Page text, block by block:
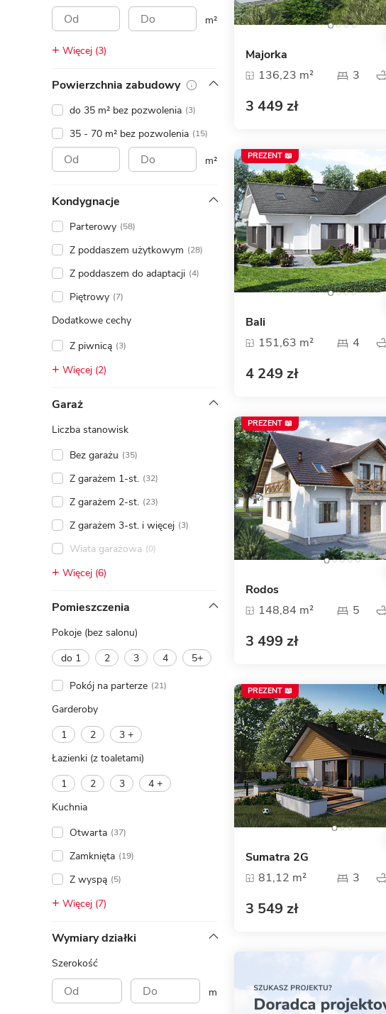
DODATKOWE ELEMENTY
AKADEMIA EXTRADOM.PL
BAZA WIEDZY
Zobacz wszystkie porady
m²
Więcej (3)
Powierzchnia zabudowy
do 35 m² bez pozwolenia (3)
35 - 70 m² bez pozwolenia (15)
m²
Kondygnacje
Parterowy (58)
Z poddaszem użytkowym (28)
Z poddaszem do adaptacji (4)
Piętrowy (7)
Dodatkowe cechy
Z piwnicą (3)
Więcej (2)
Garaż
Liczba stanowisk
Bez garażu (35)
Z garażem 1-st. (32)
Z garażem 2-st. (23)
Z garażem 3-st. i więcej (3)
Wiata garażowa (0)
Więcej (6)
Pomieszczenia
Pokoje (bez salonu)
do 1
2 3 4 5+
Pokój na parterze (21)
Garderoby
1
2
3 +
Łazienki (z toaletami)
1
2 3
4 +
Kuchnia
Otwarta (37)
Zamknięta (19)
Z wyspą (5)
Więcej (7)
Wymiary działki
Szerokość
m
Majorka
136,23 m²
3
3 449 zł
Bali
151,63 m²
4
4 249 zł
PREZENT 📖
Rodos
148,84 m²
5
3 499 zł
PREZENT 📖
Sumatra 2G
81,12 m²
3
3 549 zł
PREZENT 📖